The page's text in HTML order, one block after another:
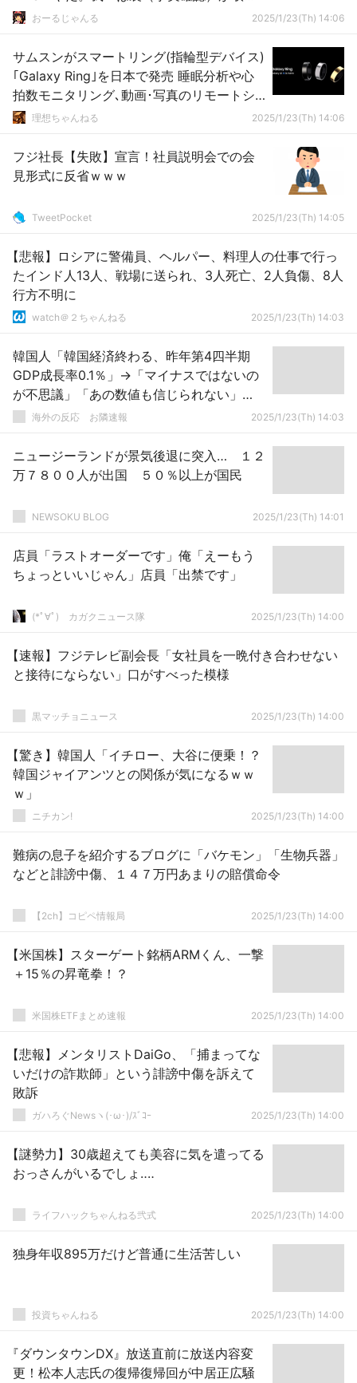
ている」
おーるじゃんる 2025/1/23(Th) 14:06
サムスンがスマートリング(指輪型デバイス)
｢Galaxy Ring｣を日本で発売 睡眠分析や心
拍数モニタリング､動画･写真のリモートシ
ャッター機能など
理想ちゃんねる 2025/1/23(Th) 14:06
フジ社長【失敗】宣言！社員説明会での会
見形式に反省ｗｗｗ
TweetPocket 2025/1/23(Th) 14:05
【悲報】ロシアに警備員、ヘルパー、料理人の仕事で行っ
たインド人13人、戦場に送られ、3人死亡、2人負傷、8人
行方不明に
watch＠２ちゃんねる 2025/1/23(Th) 14:03
韓国人「韓国経済終わる、昨年第4四半期
GDP成長率0.1％」→「マイナスではないの
が不思議」「あの数値も信じられない」
「出生率0.7で滅亡が確定した国」「国がめ
海外の反応 お隣速報 2025/1/23(Th) 14:03
ニュージーランドが景気後退に突入… １２
万７８００人が出国 ５０％以上が国民
NEWSOKU BLOG 2025/1/23(Th) 14:01
店員「ラストオーダーです」俺「えーもう
ちょっといいじゃん」店員「出禁です」
(*ﾟ∀ﾟ)ゞカガクニュース隊 2025/1/23(Th) 14:00
【速報】フジテレビ副会長「女社員を一晩付き合わせない
と接待にならない」口がすべった模様
黒マッチョニュース 2025/1/23(Th) 14:00
【驚き】韓国人「イチロー、大谷に便乗！？
韓国ジャイアンツとの関係が気になるｗｗ
ｗ」
ニチカン! 2025/1/23(Th) 14:00
難病の息子を紹介するブログに「バケモン」「生物兵器」
などと誹謗中傷、１４７万円あまりの賠償命令
【2ch】コピペ情報局 2025/1/23(Th) 14:00
【米国株】スターゲート銘柄ARMくん、一撃
＋15％の昇竜拳！？
米国株ETFまとめ速報 2025/1/23(Th) 14:00
【悲報】メンタリストDaiGo、「捕まってな
いだけの詐欺師」という誹謗中傷を訴えて
敗訴
ガハろぐNewsヽ(･ω･)/ｽﾞｺｰ 2025/1/23(Th) 14:00
【謎勢力】30歳超えても美容に気を遣ってる
おっさんがいるでしょ‥‥
ライフハックちゃんねる弐式 2025/1/23(Th) 14:00
独身年収895万だけど普通に生活苦しい
投資ちゃんねる 2025/1/23(Th) 14:00
『ダウンタウンDX』放送直前に放送内容変
更！松本人志氏の復帰復帰回が中居正広騒